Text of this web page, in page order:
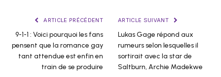
ARTICLE PRÉCÉDENT
9-1-1 : Voici pourquoi les fans
pensent que la romance gay
tant attendue est enfin en
train de se produire
ARTICLE SUIVANT
Lukas Gage répond aux
rumeurs selon lesquelles il
sortirait avec la star de
Saltburn, Archie Madekwe